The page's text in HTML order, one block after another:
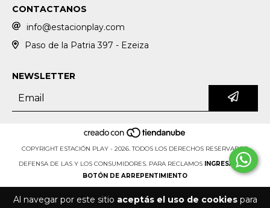
Al navegar por este sitio aceptás el uso de cookiespara
CONTACTANOS
info@estacionplay.com
Paso de la Patria 397 - Ezeiza
NEWSLETTER
COPYRIGHT ESTACIÓN PLAY - 2026. TODOS LOS DERECHOS RESERVADOS.
DEFENSA DE LAS Y LOS CONSUMIDORES. PARA RECLAMOS INGRESÁ ACÁ.
BOTÓN DE ARREPENTIMIENTO